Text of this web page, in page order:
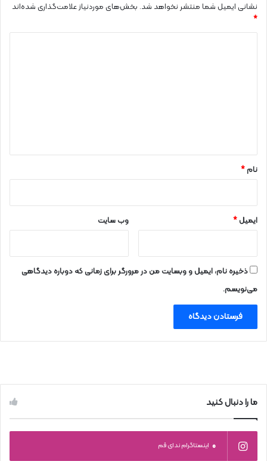
نشانی ایمیل شما منتشر نخواهد شد. بخش‌های موردنیاز علامت‌گذاری شده‌اند
*
نام*
ایمیل* وب‌ سایت
ذخیره نام، ایمیل و وبسایت من در مرورگر برای زمانی که دوباره دیدگاهی
می‌نویسم.
ما را دنبال کنید
0 اینستاگرام ندای قم